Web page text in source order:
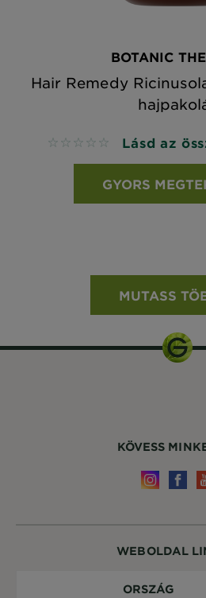
BOTANIC
Hair Remedy
No reviews Lásd az
GYORS
MUTASS
WEBOLDAL
ORSZÁG
KÖVESS